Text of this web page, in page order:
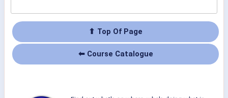
⬆ Top Of Page
⬅ Course Catalogue